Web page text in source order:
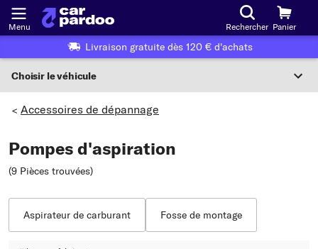
Menu Rechercher Panier
Livraison gratuite dès 120 € d'achats
Choisir le véhicule
Ou choix du véhicule selon les critères suivants :
> Accessoires de dépannage
Pompes d'aspiration
(9 Pièces trouvées)
Aspirateur de carburant Fosse de montage